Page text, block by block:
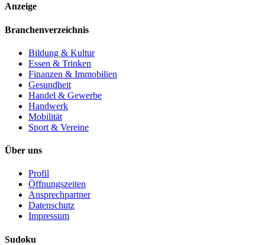
Anzeige
Branchenverzeichnis
Bildung & Kultur
Essen & Trinken
Finanzen & Immobilien
Gesundheit
Handel & Gewerbe
Handwerk
Mobilität
Sport & Vereine
Über uns
Profil
Öffnungszeiten
Ansprechpartner
Datenschutz
Impressum
Sudoku